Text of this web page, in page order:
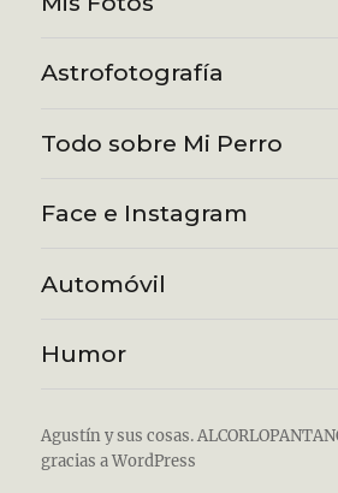
Astrofotografía
Todo sobre Mi Perro
Face e Instagram
Automóvil
Humor
Agustín y sus cosas.
gracias a WordPress